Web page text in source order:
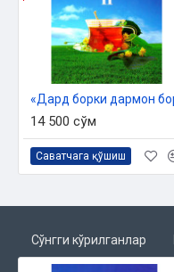
14 500 сўм
Саватчага қўшиш
Сўнгги кўрилганлар